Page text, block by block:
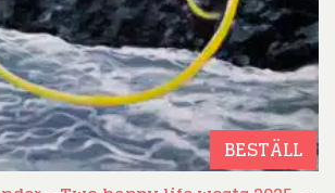
BESTÄLL